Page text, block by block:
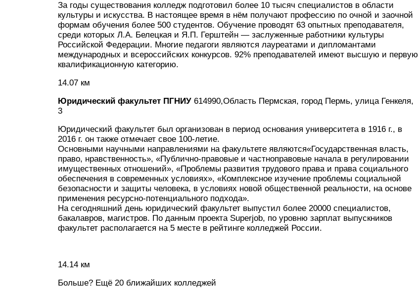
За годы существования колледж подготовил более 10 тысяч специалистов в области
культуры и искусства. В настоящее время в нём получают профессию по очной и заочной
формам обучения более 500 студентов. Обучение проводят 63 опытных преподавателя,
среди которых Л.А. Белецкая и Я.П. Герштейн — заслуженные работники культуры
Российской Федерации. Многие педагоги являются лауреатами и дипломантами
международных и всероссийских конкурсов. 92% преподавателей имеют высшую и первую
квалификационную категорию.
14.07 км
Юридический факультет ПГНИУ 614990,Область Пермская, город Пермь, улица Генкеля,
3
Юридический факультет был организован в период основания университета в 1916 г., в
2016 г. он также отмечает свое 100-летие.
Основными научными направлениями на факультете являются«Государственная власть,
право, нравственность», «Публично-правовые и частноправовые начала в регулировании
имущественных отношений», «Проблемы развития трудового права и права социального
обеспечения в современных условиях», «Комплексное изучение проблемы социальной
безопасности и защиты человека, в условиях новой общественной реальности, на основе
применения ресурсно-потенциального подхода».
На сегодняшний день юридический факультет выпустил более 20000 специалистов,
бакалавров, магистров. По данным проекта Superjob, по уровню зарплат выпускников
факультет располагается на 5 месте в рейтинге колледжей России.
14.14 км
Больше? Ещё 20 ближайших колледжей